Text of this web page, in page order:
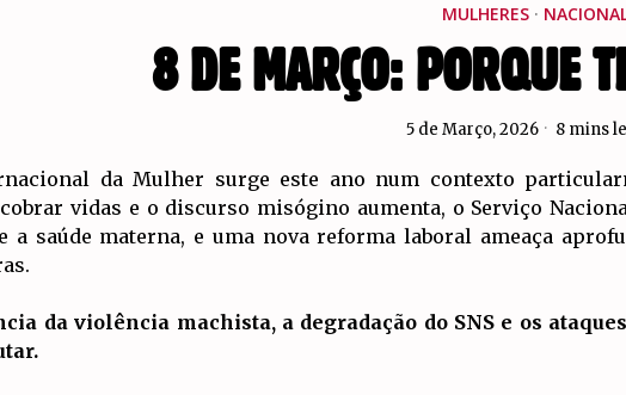
MULHERES ·
8 DE MARÇO: PORQUE
5 de Março, 2026 8 mins
da Mulher surge este ano num contexto
vidas e o discurso misógino aumenta, o Serviço
a saúde materna, e uma nova reforma laboral ameaça
da violência machista, a degradação do SNS e os